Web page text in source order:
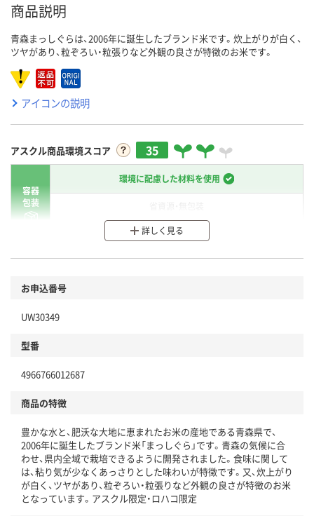
商品説明
青森まっしぐらは、2006年に誕生したブランド米です。炊上がりが白く、
ツヤがあり、粒ぞろい・粒張りなど外観の良さが特徴のお米です。
アイコンの説明
アスクル商品環境スコア 35
容器
包装
環境に配慮した材料を使用
分別・リサイクルしやすい設計
本体
仕組
この商品の環境配慮ポイントです。下記商品詳細「
アスクル商品環境スコア詳細／加点項目
」で確認できます。
詳しく見る
お申込番号
UW30349
型番
4966766012687
商品の特徴
豊かな水と、肥沃な大地に恵まれたお米の産地である青森県で、
2006年に誕生したブランド米「まっしぐら」です。青森の気候に合
わせ、県内全域で栽培できるように開発されました。食味に関して
は、粘り気が少なくあっさりとした味わいが特徴です。又、炊上がり
が白く、ツヤがあり、粒ぞろい・粒張りなど外観の良さが特徴のお米
となっています。アスクル限定・ロハコ限定